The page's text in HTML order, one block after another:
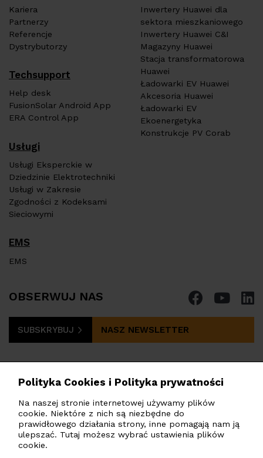
Kariera
Partnerzy
Referencje
Dystrybutorzy
Techsupport
Help desk
FusionSolar Android App
ERA Control App
Inwertery Huawei dla
sektora mieszkaniowego
Inwertery Huawei C&I
Magazyny Huawei
Stacja transformatorowa
Huawei
Ładowarki EV Huawei
Akcesoria Huawei
Ładowarki EV
Ekoenergetyka
Konstrukcje PV Corab
Usługi
Usługi Eksperckie w
Dziedzinie Elektrotechniki
Usługi w Zakresie
Zgodności z Kodeksami
Sieciowymi
EMS
EMS
OBSERWUJ NAS
SUBSKRYBUJ NASZ NEWSLETTER
PHOTOMATE POLSKA Sp. z o.o.
Marszałkowska 142, Warszawa, 00-061, Polska
poland@photomate.eu
Polityka Cookies i Polityka prywatności
Na naszej stronie internetowej używamy plików
cookie. Niektóre z nich są niezbędne do
prawidłowego działania strony, inne pomagają nam ją
ulepszać. Tutaj możesz wybrać ustawienia plików
cookie.